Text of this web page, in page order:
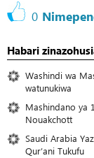
0
Habari
Washindi wa
watunukiwa
Mashindano ya
Nouakchott
Saudi Arabia
Qur’ani Tukufu